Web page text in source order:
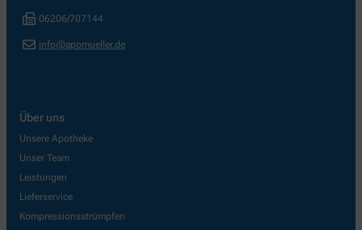
06206/707144
info@apomueller.de
Über uns
Unsere Apotheke
Unser Team
Leistungen
Lieferservice
Kompressionsstrümpfen